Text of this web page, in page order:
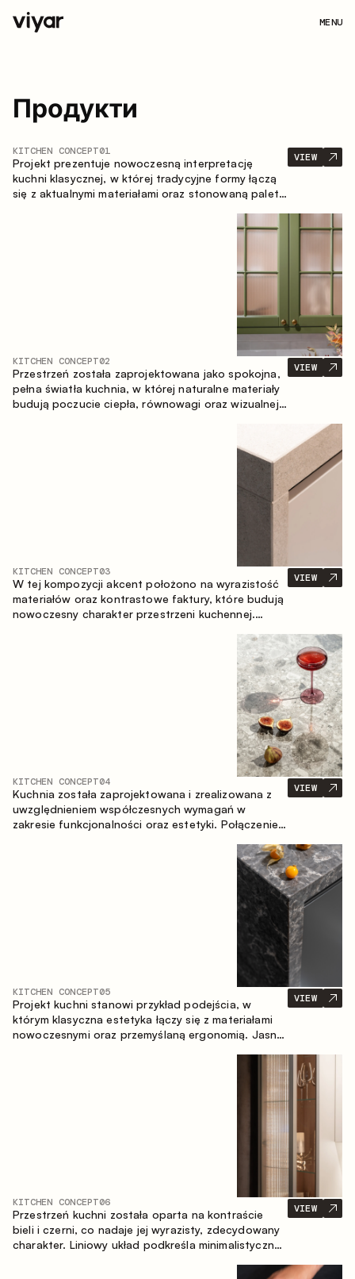
MENU
Продукти
KITCHEN CONCEPT01
Projekt prezentuje nowoczesną interpretację
kuchni klasycznej, w której tradycyjne formy łączą
się z aktualnymi materiałami oraz stonowaną paletą
kompozycja zabudowy tworzy komfortową i
VIEW
KITCHEN CONCEPT02
Przestrzeń została zaprojektowana jako spokojna,
pełna światła kuchnia, w której naturalne materiały
budują poczucie ciepła, równowagi oraz wizualnej
VIEW
KITCHEN CONCEPT03
W tej kompozycji akcent położono na wyrazistość
materiałów oraz kontrastowe faktury, które budują
nowoczesny charakter przestrzeni kuchennej.
nasyconą, taktylną kompozycję, w której każdy
VIEW
KITCHEN CONCEPT04
Kuchnia została zaprojektowana i zrealizowana z
uwzględnieniem współczesnych wymagań w
zakresie funkcjonalności oraz estetyki. Połączenie
VIEW
KITCHEN CONCEPT05
Projekt kuchni stanowi przykład podejścia, w
którym klasyczna estetyka łączy się z materiałami
nowoczesnymi oraz przemyślaną ergonomią. Jasna
VIEW
KITCHEN CONCEPT06
Przestrzeń kuchni została oparta na kontraście
bieli i czerni, co nadaje jej wyrazisty, zdecydowany
charakter. Liniowy układ podkreśla minimalistyczny i
VIEW